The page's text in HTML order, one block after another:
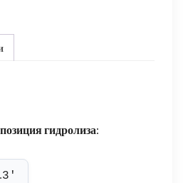
гидролиза: